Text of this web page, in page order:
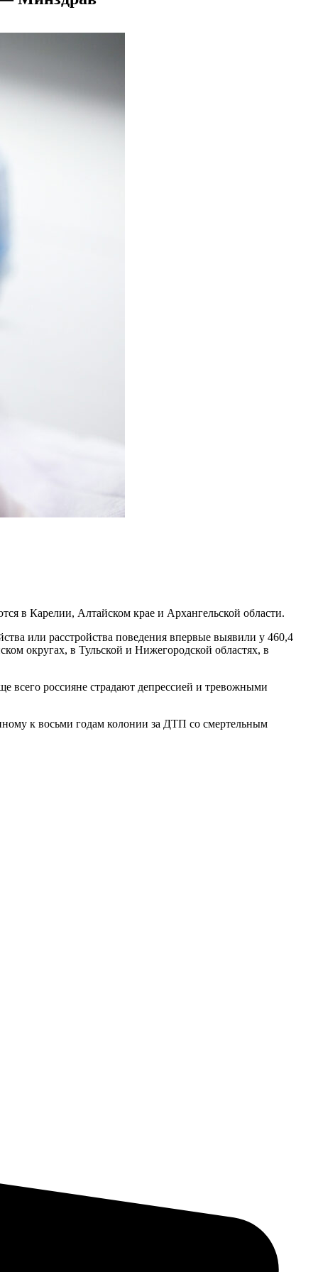
в Карелии, Алтайском крае и Архангельской области.
или расстройства поведения впервые выявили у 460,4
округах, в Тульской и Нижегородской областях, в
всего россияне страдают депрессией и тревожными
к восьми годам колонии за ДТП со смертельным